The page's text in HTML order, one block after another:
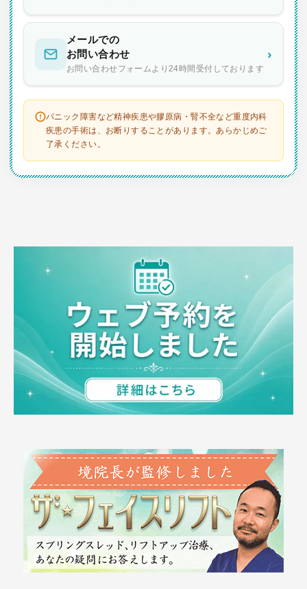
メールでの
お問い合わせ
お問い合わせフォームより24時間受付しております
›
パニック障害など精神疾患や膠原病・腎不全など重度内科
疾患の手術は、お断りすることがあります。あらかじめご
了承ください。